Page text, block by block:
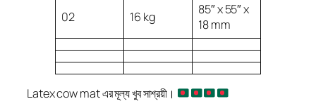
02 16 kg
85″ x 55″ x
18 mm
Latex cow mat এর মূল্য খুব সাশ্রয়ী।